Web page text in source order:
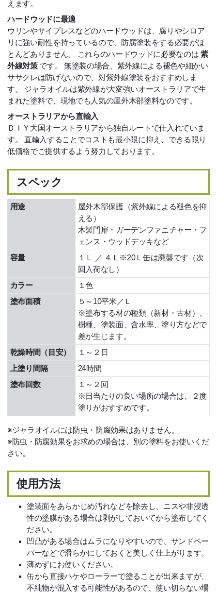
えます。
ハードウッドに最適
ウリンやサイプレスなどのハードウッドは、腐りやシロア
リに強い耐性を持っているので、防腐塗装をする必要がほ
とんどありません。 これらのハードウッドに必要なのは 紫
外線対策です。 無塗装の場合、紫外線による褪色や細かい
ササクレは防げないので、対紫外線塗装をおすすめしま
す。 ジャラオイルは紫外線が大変強いオーストラリアで生
まれた塗料で、現地でも人気の屋外木部塗料なのです。
オーストラリアから直輸入
ＤＩＹ大国オーストラリアから独自ルートで仕入れていま
す。 直輸入することでコストも最小限に抑え、できる限り
低価格でご提供するよう努力しております。
スペック
用途
屋外木部保護（紫外線による褪色を抑
える）
木製門扉・ガーデンファニチャー・フ
ェンス・ウッドデッキなど
容量
１Ｌ ／ ４Ｌ ※20Ｌ缶は廃盤です（次
回入荷なし）
カラー
１色
塗布面積
５～10平米／Ｌ
※塗布する材の種類（新材・古材）、
樹種、塗装面、含水率、塗り方などで
差が生じます。
乾燥時間 （目安）
１～２日
上塗り間隔
24時間
塗布回数
１～２回
※日当たりの良い場所の場合は、２度
塗りがおすすめです。
※ジャラオイルには防虫・防腐効果はありません。
※防虫・防腐効果をお求めの場合は、別の塗料をお使いくだ
さい。
使用方法
塗装面をあらかじめ汚れなどを除去し、ニスや非浸透
性の塗膜がある場合は剥がしておいてから塗布してく
ださい。
凹凸がある場合はムラになりやすいので、サンドペー
パーなどで滑らかにしておくと美しく仕上がります。
薄めずにお使いください。
缶から直接ハケやローラーで塗ることが出来ますが、
不純物が混入する可能性があるので、使い切らない場
ご利用ガイド
Ｑ＆Ａ
納期・配送
倉庫引取サービス
品質基準
オリコ後払い
掛売
リーベプロについて
スタッフ紹介
その他サービス
輸入代行サービス